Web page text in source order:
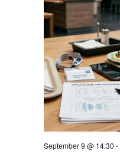
September 9 @ 14:30 -